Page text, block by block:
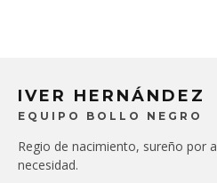
IVER HERNÁNDEZ
EQUIPO BOLLO NEGRO
Regio de nacimiento, sureño por
necesidad.